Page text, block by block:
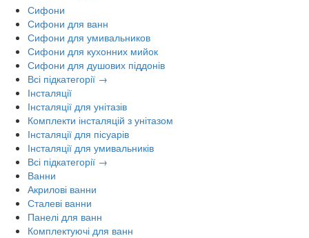
Сифони
Сифони для ванн
Сифони для умивальников
Сифони для кухонних мийок
Сифони для душових піддонів
Всі підкатегорії →
Інсталяції
Інсталяції для унітазів
Комплекти інсталяцій з унітазом
Інсталяції для пісуарів
Інсталяції для умивальників
Всі підкатегорії →
Ванни
Акрилові ванни
Сталеві ванни
Панелі для ванн
Комплектуючі для ванн